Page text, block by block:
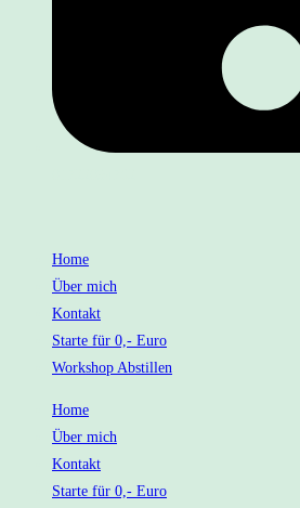
Home
Über mich
Kontakt
Starte für 0,- Euro
Workshop Abstillen
Home
Über mich
Kontakt
Starte für 0,- Euro